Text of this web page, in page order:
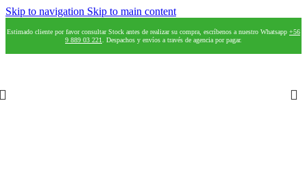
Skip to navigation Skip to main content
Estimado cliente por favor consultar Stock antes de realizar su compra, escríbenos a nuestro Whatsapp +56
9 889 03 221
. Despachos y envíos a través de agencia por pagar.